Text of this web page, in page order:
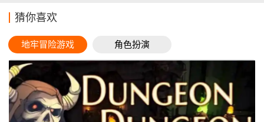
猜你喜欢
地牢冒险游戏 角色扮演